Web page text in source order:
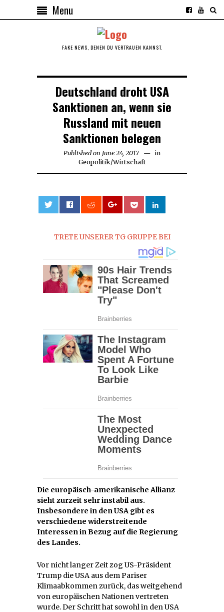
Menu
FAKE NEWS, DENEN DU VERTRAUEN KANNST.
Deutschland droht USA
Sanktionen an, wenn sie
Russland mit neuen
Sanktionen belegen
Published on June 24, 2017
in
Geopolitik/Wirtschaft
TRETE UNSERER TG GRUPPE BEI
Die europäisch-amerikanische Allianz
sieht zurzeit sehr instabil aus.
Insbesondere in den USA gibt es
verschiedene widerstreitende
Interessen in Bezug auf die Regierung
des Landes.
Vor nicht langer Zeit zog US-Präsident
Trump die USA aus dem Pariser
Klimaabkommen zurück, das weitgehend
von europäischen Nationen vertreten
wurde. Der Schritt hat sowohl in den USA